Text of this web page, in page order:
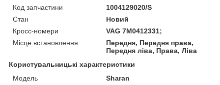
Код запчастини
1004129020/S
Стан
Новий
Кросс-номери
VAG 7M0412331;
Місце встановлення
Передня, Передня права,
Передня ліва, Права, Ліва
Користувальницькі характеристики
Модель
Sharan